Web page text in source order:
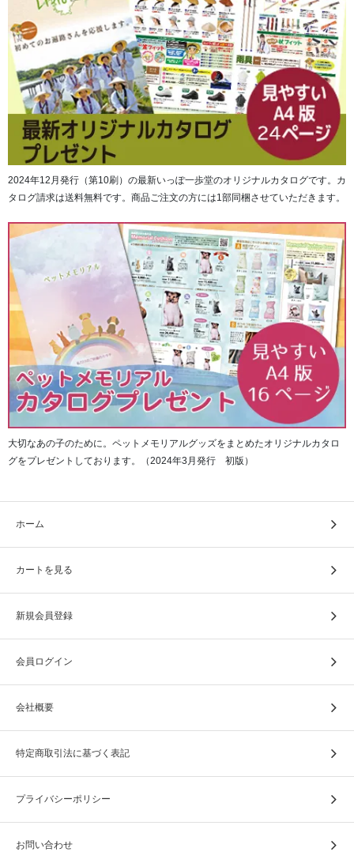
2024年12月発行（第10刷）の最新いっぽ一歩堂のオリジナルカタログです。カ
タログ請求は送料無料です。商品ご注文の方には1部同梱させていただきます。
大切なあの子のために。ペットメモリアルグッズをまとめたオリジナルカタロ
グをプレゼントしております。（2024年3月発行 初版）
ホーム
カートを見る
新規会員登録
会員ログイン
会社概要
特定商取引法に基づく表記
プライバシーポリシー
お問い合わせ